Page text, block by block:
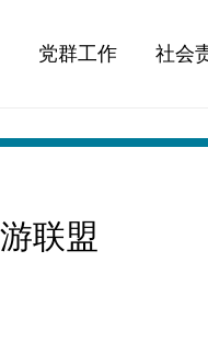
党群工作 社会
联盟